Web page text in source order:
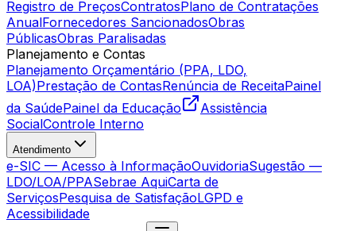
Registro de PreçosContratosPlano de Contratações
AnualFornecedores SancionadosObras
PúblicasObras Paralisadas
Planejamento e Contas
Planejamento Orçamentário (PPA, LDO,
LOA)Prestação de ContasRenúncia de ReceitaPainel
da SaúdePainel da Educação
Assistência
SocialControle Interno
Atendimento
e-SIC — Acesso à InformaçãoOuvidoriaSugestão —
LDO/LOA/PPASebrae AquiCarta de
ServiçosPesquisa de SatisfaçãoLGPD e
Acessibilidade